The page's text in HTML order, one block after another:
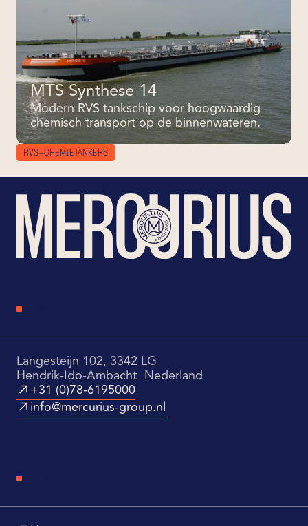
RVS-CHEMIETANKERS
MTS Synthese 14
Modern RVS tankschip voor hoogwaardig
chemisch transport op de binnenwateren.
Langesteijn 102, 3342 LG
Hendrik-Ido-Ambacht Nederland
+31 (0)78-6195000
info@mercurius-group.nl